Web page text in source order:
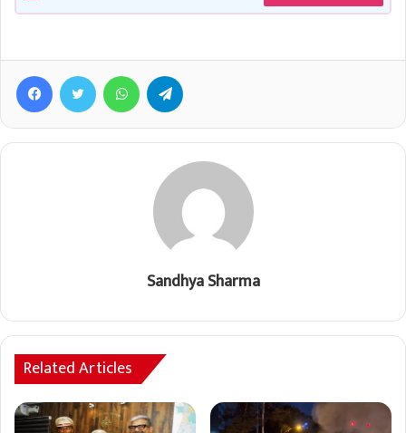
FacebookTwitter WhatsApp
Sandhya Sharma
Related Articles